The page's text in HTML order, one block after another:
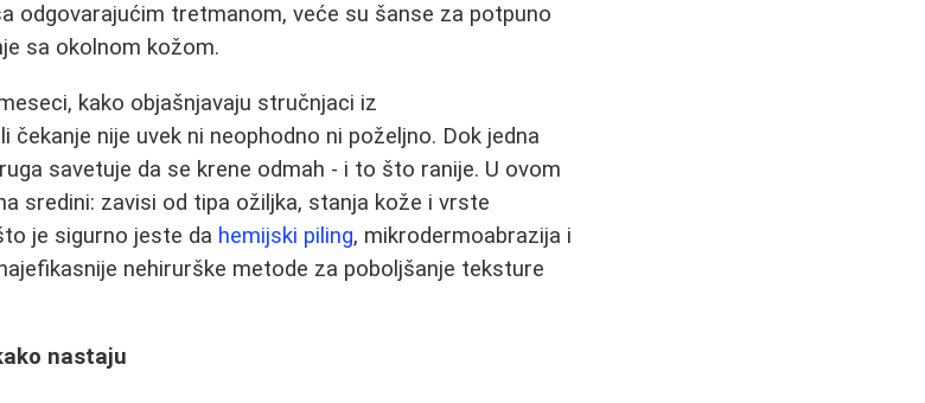
odgovarajućim tretmanom, veće su šanse za potpuno
sa okolnom kožom.
kako objašnjavaju stručnjaci iz
nije uvek ni neophodno ni poželjno. Dok jedna
savetuje da se krene odmah - i to što ranije. U ovom
sredini: zavisi od tipa ožiljka, stanja kože i vrste
je sigurno jeste da hemijski piling, mikrodermoabrazija i
nehirurške metode za poboljšanje teksture
nastaju